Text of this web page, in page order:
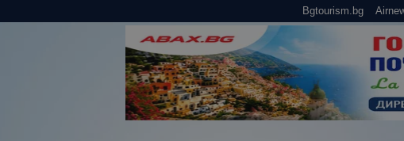
Bgtourism.bg